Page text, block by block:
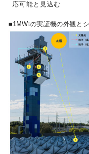
応可能と見込む
■1MWtの実証機の外観と